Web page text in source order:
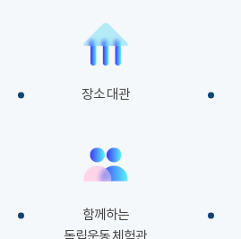
장소 대관
함께하는